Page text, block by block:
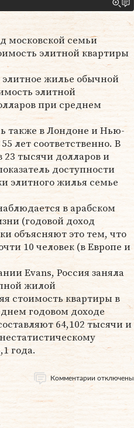
московской семьи
элитной квартиры
жилье обычной
элитной
при среднем
также в Лондоне и Нью-
лет соответственно. В
тысячи долларов и
доступности
элитного жилья семье
в арабском
(годовой доход
объясняют это тем, что
10 человек (в Европе и
Evans, Россия заняла
жилой
стоимость квартиры в
годовом доходе
64,102 тысячи и
года.
Комментарии отключены